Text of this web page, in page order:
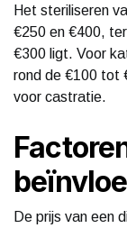
Het steriliseren
€250 en €400,
€300 ligt. Voor
rond de €100 tot
voor castratie.
De prijs van een